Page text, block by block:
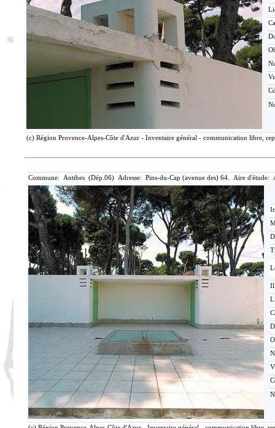
(c) Région Provence-Alpes-Côte d'Azur - Inventaire général - communication libre,
Commune: Antibes (Dép.06) Adresse: Pins-du-Cap (avenue des) 64. Aire d'étude: